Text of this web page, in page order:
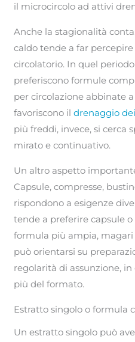
il microcircolo ad attivi
Anche la stagionalità
caldo tende a far
circolatorio. In quel
preferiscono formule
per circolazione abbinate
favoriscono ildrenaggio
più freddi, invece, si cerca
mirato e continuativo.
Un altro aspetto
Capsule, compresse,
rispondono a esigenze
tende a preferire capsule
formula più ampia,
può orientarsi su
regolarità di assunzione,
più del formato.
Estratto singolo o formula
Un estratto singolo può